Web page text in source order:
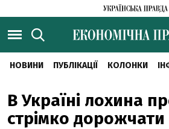
НОВИНИ ПУБЛІКАЦІЇ КОЛОНКИ
В Україні лохина
стрімко дорожчати